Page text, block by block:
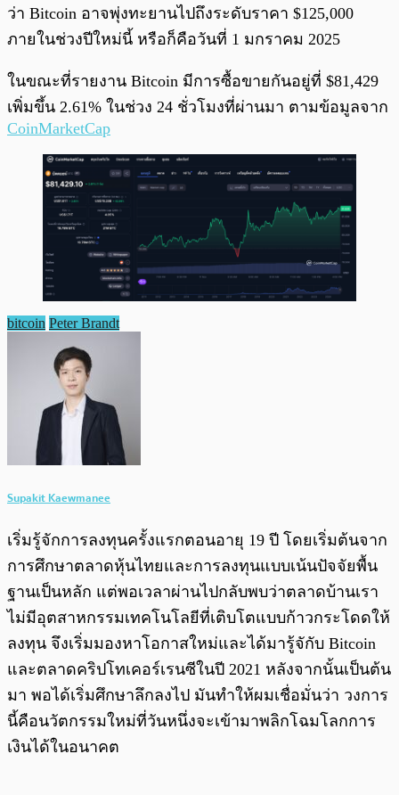
ว่า Bitcoin อาจพุ่งทะยานไปถึงระดับราคา $125,000
ภายในช่วงปีใหม่นี้ หรือก็คือวันที่ 1 มกราคม 2025
ในขณะที่รายงาน Bitcoin มีการซื้อขายกันอยู่ที่ $81,429
เพิ่มขึ้น 2.61% ในช่วง 24 ชั่วโมงที่ผ่านมา ตามข้อมูลจาก
CoinMarketCap
bitcoin Peter Brandt
Supakit Kaewmanee
เริ่มรู้จักการลงทุนครั้งแรกตอนอายุ 19 ปี โดยเริ่มต้นจาก
การศึกษาตลาดหุ้นไทยและการลงทุนแบบเน้นปัจจัยพื้น
ฐานเป็นหลัก แต่พอเวลาผ่านไปกลับพบว่าตลาดบ้านเรา
ไม่มีอุตสาหกรรมเทคโนโลยีที่เติบโตแบบก้าวกระโดดให้
ลงทุน จึงเริ่มมองหาโอกาสใหม่และได้มารู้จักับ Bitcoin
และตลาดคริปโทเคอร์เรนซีในปี 2021 หลังจากนั้นเป็นต้น
มา พอได้เริ่มศึกษาลึกลงไป มันทำให้ผมเชื่อมั่นว่า วงการ
นี้คือนวัตกรรมใหม่ที่วันหนึ่งจะเข้ามาพลิกโฉมโลกการ
เงินได้ในอนาคต